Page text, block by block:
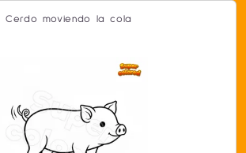
Cerdo moviendo la cola